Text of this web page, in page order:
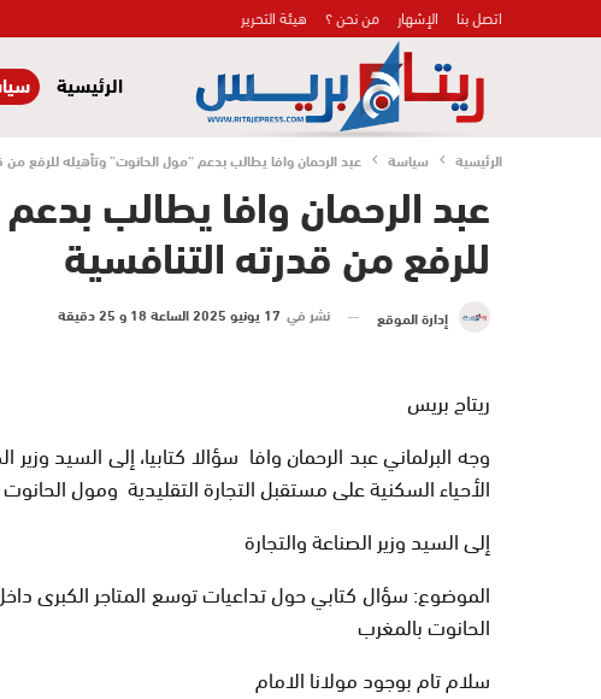
اتصل بنا الإشهار من نحن ؟ هيئة التحرير
الرئيسية
الرئيسية سياسة عبد الرحمان وافا يطالب بدعم “مول الحانوت” وتأهيله للرفع من
عبد الرحمان وافا يطالب
للرفع من قدرته التنافسية
إدارة الموقع نشر في 17 يونيو 2025 الساعة 18 و 25 دقيقة
ريتاج بريس
وجه البرلماني عبد الرحمان وافا سؤالا كتابيا، إلى السيد
الأحياء السكنية على مستقبل التجارة التقليدية ومول الحانوت
إلى السيد وزير الصناعة والتجارة
الموضوع: سؤال كتابي حول تداعيات توسع المتاجر الكبرى
الحانوت بالمغرب
سلام تام بوجود مولانا الامام